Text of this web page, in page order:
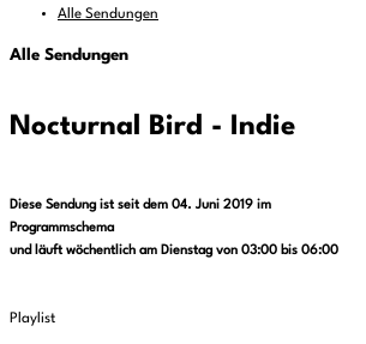
Alle Sendungen
Alle Sendungen
Nocturnal Bird - Indie
Diese Sendung ist seit dem 04. Juni 2019 im
Programmschema
und läuft wöchentlich am Dienstag von 03:00 bis 06:00
Playlist